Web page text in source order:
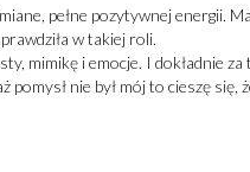
pełne pozytywnej energii.
w takiej roli.
mimikę i emocje. I dokładnie
nie był mój to cieszę się,